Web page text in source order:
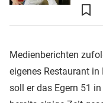
Medienberichten
eigenes Restaurant
soll er das Egern 51